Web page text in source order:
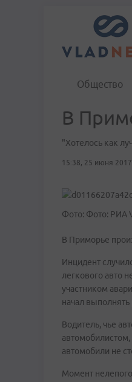
Общество
В
"Хотелось как
15:38, 25 июня 2017
Фото: Фото: РИА
В Приморье
Инцидент
легкового авто
участником
начал выполнять
Водитель, чье
автомобили не
Момент